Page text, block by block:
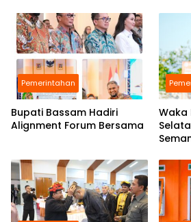
Pemerintahan
Bupati Bassam Hadiri
Alignment Forum Bersama
Waka